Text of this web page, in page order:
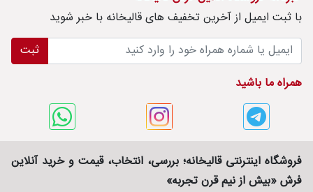
با ثبت ايميل از آخرین تخفیف های قالیخانه با خبر شوید
ثبت
همراه ما باشید
فروشگاه اینترنتی قالیخانه؛ بررسی، انتخاب، قیمت و خرید آنلاین
فرش «بیش از نیم قرن تجربه»